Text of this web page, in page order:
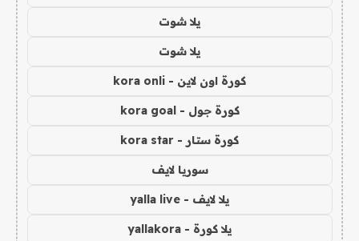
يلا شوت
يلا شوت
كورة اون لاين - kora onli
كورة جول - kora goal
كورة ستار - kora star
سوريا لايف
يلا لايف - yalla live
يلا كورة - yallakora